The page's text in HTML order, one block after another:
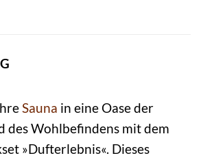
Sauna in eine Oase der
des Wohlbefindens mit dem
»Dufterlebnis«. Dieses